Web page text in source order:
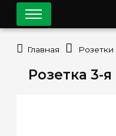
Розетка 3-
Главная